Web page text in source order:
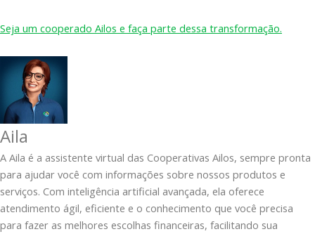
Seja um cooperado Ailos e faça parte dessa transformação.
Aila
A Aila é a assistente virtual das Cooperativas Ailos, sempre pronta
para ajudar você com informações sobre nossos produtos e
serviços. Com inteligência artificial avançada, ela oferece
atendimento ágil, eficiente e o conhecimento que você precisa
para fazer as melhores escolhas financeiras, facilitando sua